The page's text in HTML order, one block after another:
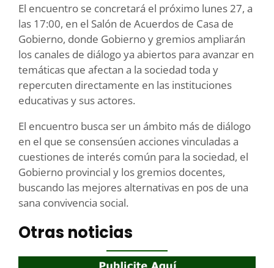
El encuentro se concretará el próximo lunes 27, a
las 17:00, en el Salón de Acuerdos de Casa de
Gobierno, donde Gobierno y gremios ampliarán
los canales de diálogo ya abiertos para avanzar en
temáticas que afectan a la sociedad toda y
repercuten directamente en las instituciones
educativas y sus actores.
El encuentro busca ser un ámbito más de diálogo
en el que se consensúen acciones vinculadas a
cuestiones de interés común para la sociedad, el
Gobierno provincial y los gremios docentes,
buscando las mejores alternativas en pos de una
sana convivencia social.
Otras noticias